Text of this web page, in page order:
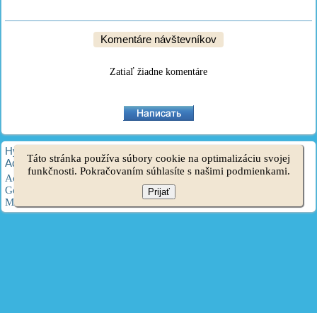
Komentáre návštevníkov
Zatiaľ žiadne komentáre
HyundaiBook.ru © 2018-2026
Administrácia·Vyhľadávanie na stránke· Majitelia Hyundai
Accent 1·Accent 2·Accent 3·Elantra 1·Elantra 2·Elantra 3·
Getz
Santa Fe 2
Matrix
Táto stránka používa súbory cookie na optimalizáciu svojej
funkčnosti. Pokračovaním súhlasíte s našimi podmienkami.
Prijať